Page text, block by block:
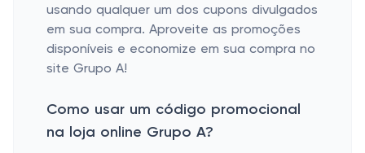
usando qualquer um dos cupons divulgados
em sua compra. Aproveite as promoções
disponíveis e economize em sua compra no
site Grupo A!
Como usar um código promocional
na loja online Grupo A?